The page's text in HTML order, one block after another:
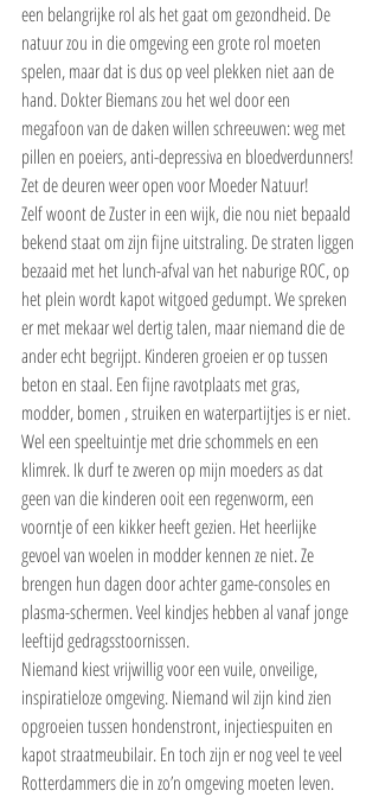
een belangrijke rol als het gaat om gezondheid. De
natuur zou in die omgeving een grote rol moeten
spelen, maar dat is dus op veel plekken niet aan de
hand. Dokter Biemans zou het wel door een
megafoon van de daken willen schreeuwen: weg met
pillen en poeiers, anti-depressiva en bloedverdunners!
Zet de deuren weer open voor Moeder Natuur!
Zelf woont de Zuster in een wijk, die nou niet bepaald
bekend staat om zijn fijne uitstraling. De straten liggen
bezaaid met het lunch-afval van het naburige ROC, op
het plein wordt kapot witgoed gedumpt. We spreken
er met mekaar wel dertig talen, maar niemand die de
ander echt begrijpt. Kinderen groeien er op tussen
beton en staal. Een fijne ravotplaats met gras,
modder, bomen , struiken en waterpartijtjes is er niet.
Wel een speeltuintje met drie schommels en een
klimrek. Ik durf te zweren op mijn moeders as dat
geen van die kinderen ooit een regenworm, een
voorntje of een kikker heeft gezien. Het heerlijke
gevoel van woelen in modder kennen ze niet. Ze
brengen hun dagen door achter game-consoles en
plasma-schermen. Veel kindjes hebben al vanaf jonge
leeftijd gedragsstoornissen.
Niemand kiest vrijwillig voor een vuile, onveilige,
inspiratieloze omgeving. Niemand wil zijn kind zien
opgroeien tussen hondenstront, injectiespuiten en
kapot straatmeubilair. En toch zijn er nog veel te veel
Rotterdammers die in zo’n omgeving moeten leven.